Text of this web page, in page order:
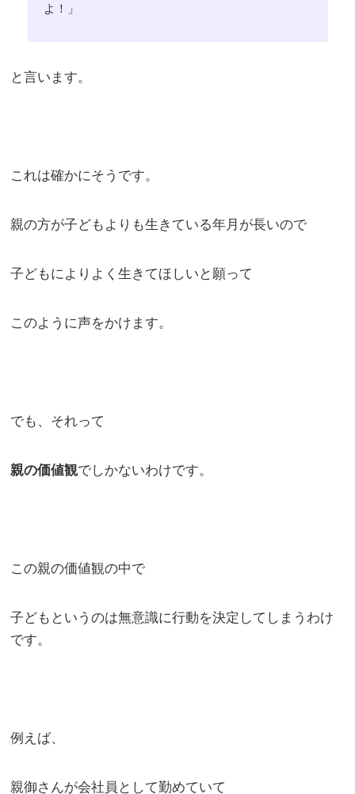
よ！」
と言います。
これは確かにそうです。
親の方が子どもよりも生きている年月が長いので
子どもによりよく生きてほしいと願って
このように声をかけます。
でも、それって
親の価値観でしかないわけです。
この親の価値観の中で
子どもというのは無意識に行動を決定してしまうわけ
です。
例えば、
親御さんが会社員として勤めていて